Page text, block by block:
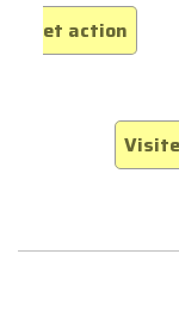
et action